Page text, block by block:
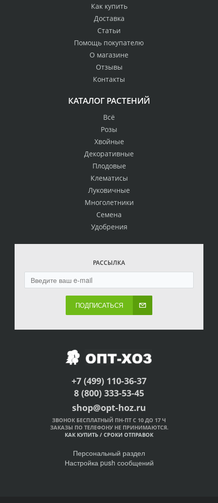
Как купить
Доставка
Статьи
Помощь покупателю
О магазине
Отзывы
Контакты
КАТАЛОГ РАСТЕНИЙ
Всё
Розы
Хвойные
Декоративные
Плодовые
Клематисы
Луковичные
Многолетники
Семена
Удобрения
РАССЫЛКА
ПОДПИСАТЬСЯ
+7 (499) 110-36-37
8 (800) 333-53-45
shop@opt-hoz.ru
ЗВОНОК БЕСПЛАТНЫЙ ПН-ПТ С 10 ДО 17 Ч
ЗАКАЗЫ ПО ТЕЛЕФОНУ НЕ ПРИНИМАЮТСЯ.
КАК КУПИТЬ / СРОКИ ОТПРАВОК
Персональный раздел
Настройка push сообщений